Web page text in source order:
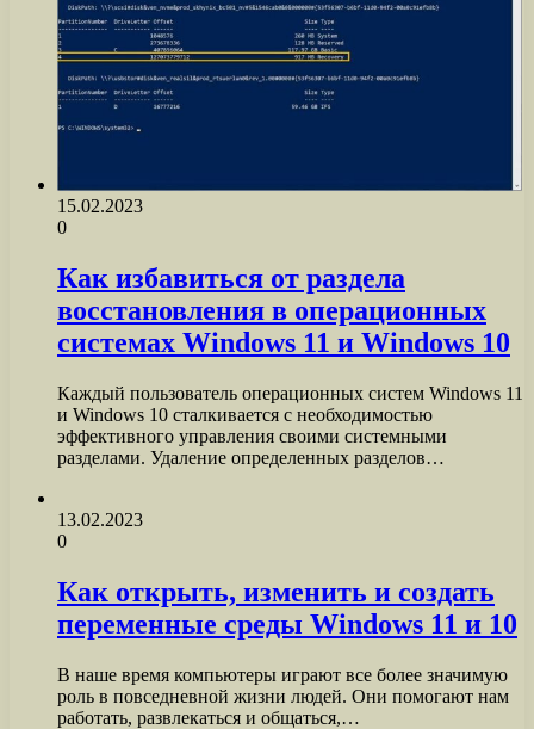
15.02.2023
0
Как избавиться от раздела
восстановления в операционных
системах Windows 11 и Windows 10
Каждый пользователь операционных систем Windows 11
и Windows 10 сталкивается с необходимостью
эффективного управления своими системными
разделами. Удаление определенных разделов…
13.02.2023
0
Как открыть, изменить и создать
переменные среды Windows 11 и 10
В наше время компьютеры играют все более значимую
роль в повседневной жизни людей. Они помогают нам
работать, развлекаться и общаться,…